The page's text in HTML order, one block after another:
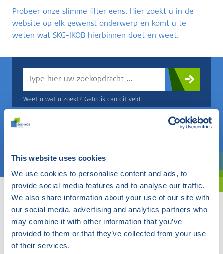
This website uses cookies
We use cookies to personalise content and ads, to
provide social media features and to analyse our traffic.
We also share information about your use of our site with
our social media, advertising and analytics partners who
may combine it with other information that you’ve
provided to them or that they’ve collected from your use
of their services.
Probeer onze slimme filter eens. Hier zoekt u in de
website op elk gewenst onderwerp en komt u te
weten wat SKG-IKOB hierbinnen doet en weet.
Weet u wat u zoekt? Gebruik dan dit veld.
Bent u oriënterend? Gebruik dan onze filter.